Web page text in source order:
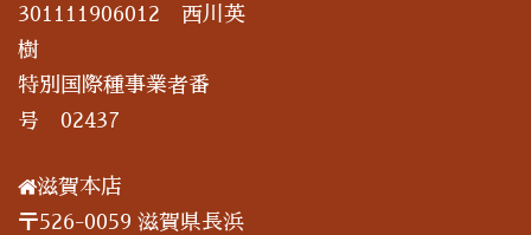
301111906012 西川英
樹
特別国際種事業者番
号 02437
滋賀本店
〒526-0059 滋賀県長浜